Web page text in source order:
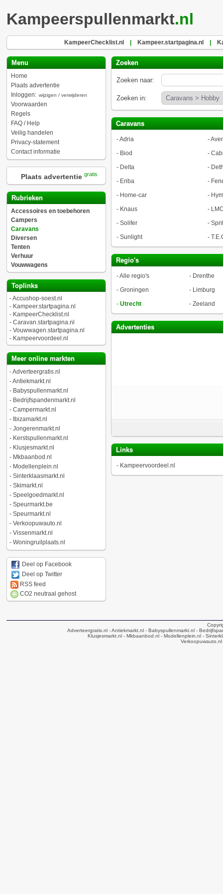
Kampeerspullenmarkt.nl
KampeerChecklist.nl Kampeer.startpagina.nl
Menu
Home
Plaats advertentie
Inloggen: wijzigen / verwijderen
Voorwaarden
Regels
FAQ / Help
Veilig handelen
Privacy-statement
Contact informatie
Plaats advertentie gratis
Rubrieken
Accessoires en toebehoren
Campers
Caravans
Diversen
Tenten
Verhuur
Vouwwagens
Toplinks
-Accushop-soest.nl
- Kampeer.startpagina.nl
- KampeerChecklist.nl
- Caravan.startpagina.nl
- Vouwwagen.startpagina.nl
- Kampeervoordeel.nl
Meer online markten
-Adverteergratis.nl
-Antiekmarkt.nl
- Babyspullenmarkt.nl
- Bedrijfspandenmarkt.nl
- Campermarkt.nl
- Ibizamarkt.nl
- Jongerenmarkt.nl
- Kerstspullenmarkt.nl
- Klusjesmarkt.nl
- Mkbaanbod.nl
- Modellenplein.nl
- Sinterklaasmarkt.nl
- Skimarkt.nl
- Speelgoedmarkt.nl
- Speurmarkt.be
- Speurmarkt.nl
- Verkoopuwauto.nl
- Vissenmarkt.nl
- Woningruilplaats.nl
Deel op Facebook
Deel op Twitter
RSS feed
CO2 neutraal gehost
Zoeken
Zoeken naar:
Zoeken in:
Caravans
-Adria -
- Biod -
- Delta -
- Eriba -
- Home-car -
- Knaus -
- Solifer -
- Sunlight -
Regio's
-Alle regio's - Drenthe
- Groningen - Limburg
- Utrecht - Zeeland
Advertenties
Links
- Kampeervoordeel.nl
Adverteergratis.nl - Antiekmarkt.nl - Babyspullenmarkt.nl -
Klusjesmarkt.nl- Mkbaanbod.nl- Modellenplein.nl-
Verkoopuwauto.nl